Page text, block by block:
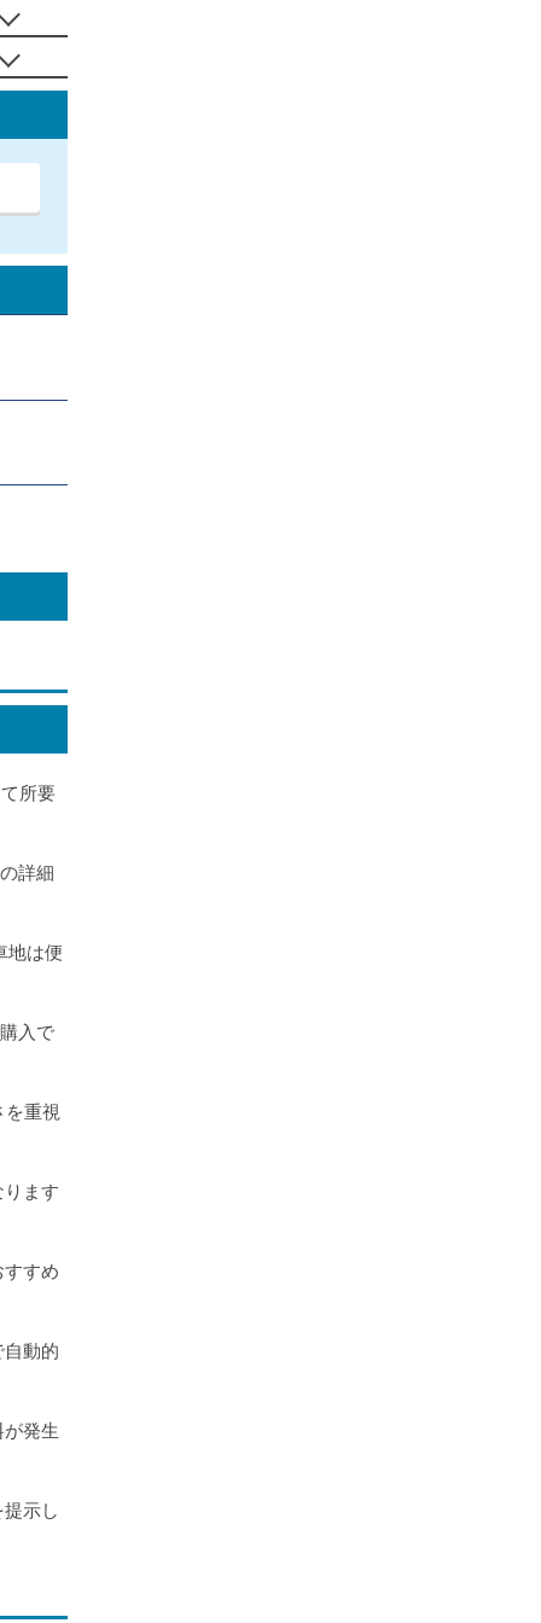
所要
詳細
地は便
入で
重視
ます
すめ
動的
発生
示し